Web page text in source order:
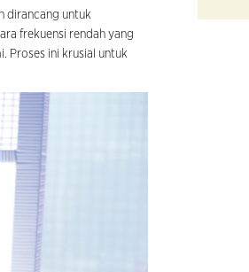
dirancang untuk
frekuensi rendah yang
Proses ini krusial untuk